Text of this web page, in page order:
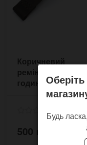
Коричневий
ремінець для
годинника
DB 20-24 мм
500 грн.
Будь